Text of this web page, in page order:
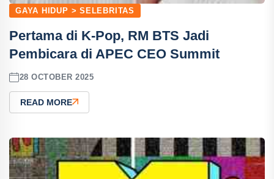
GAYA HIDUP > SELEBRITAS
Pertama di K-Pop, RM BTS Jadi
Pembicara di APEC CEO Summit
28 OCTOBER 2025
READ MORE